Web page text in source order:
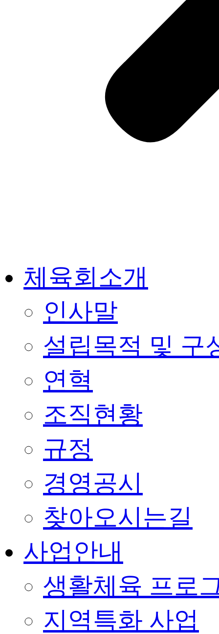
체육회소개
인사말
설립목적 및 구
연혁
조직현황
규정
경영공시
찾아오시는길
사업안내
생활체육 프로
지역특화 사업